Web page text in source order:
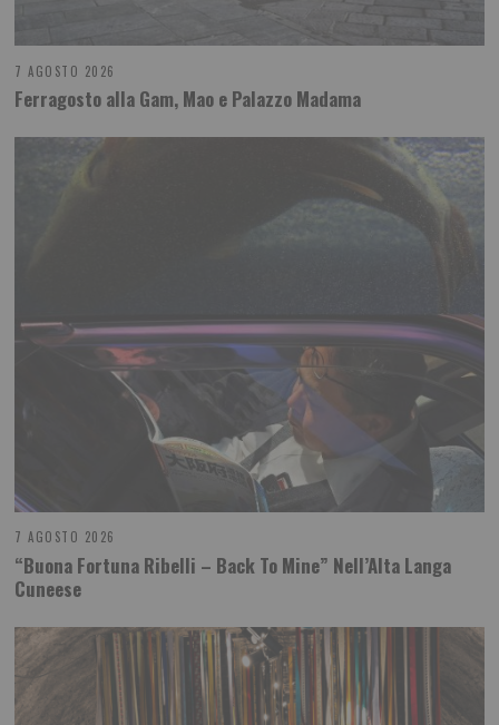
7 AGOSTO 2026
Ferragosto alla Gam, Mao e Palazzo Madama
7 AGOSTO 2026
“Buona Fortuna Ribelli – Back To Mine” Nell’Alta Langa
Cuneese